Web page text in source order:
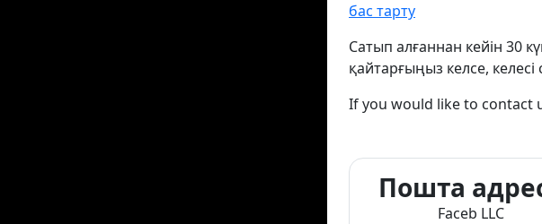
бас тарту
Сатып алғаннан кейін 30
қайтарғыңыз келсе, келесі
If you would like to contact
Пошта
Faceb LLC